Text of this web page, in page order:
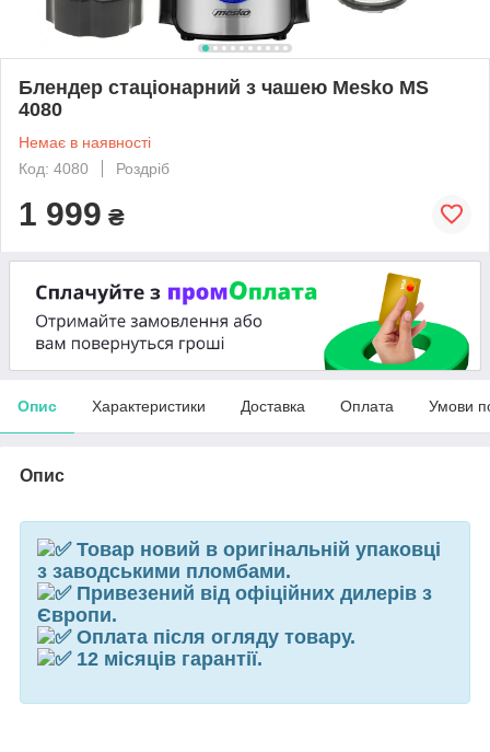
Блендер стаціонарний з чашею Mesko MS
4080
Немає в наявності
Код: 4080
Роздріб
1 999 ₴
Опис Характеристики Доставка Оплата Умови
Опис
Товар новий в оригінальній упаковці
з заводськими пломбами.
Привезений від офіційних дилерів з
Європи.
Оплата після огляду товару.
12 місяців гарантії.